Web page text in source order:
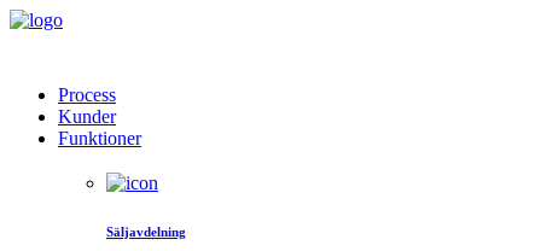
Process
Kunder
Funktioner
Säljavdelning